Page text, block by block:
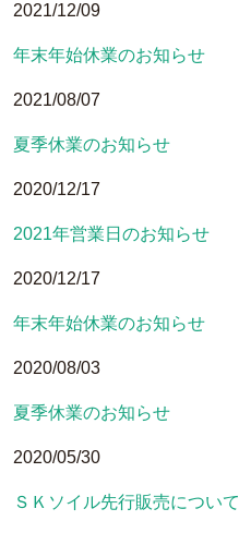
2021/12/09
年末年始休業のお知らせ
2021/08/07
夏季休業のお知らせ
2020/12/17
2021年営業日のお知らせ
2020/12/17
年末年始休業のお知らせ
2020/08/03
夏季休業のお知らせ
2020/05/30
ＳＫソイル先行販売について